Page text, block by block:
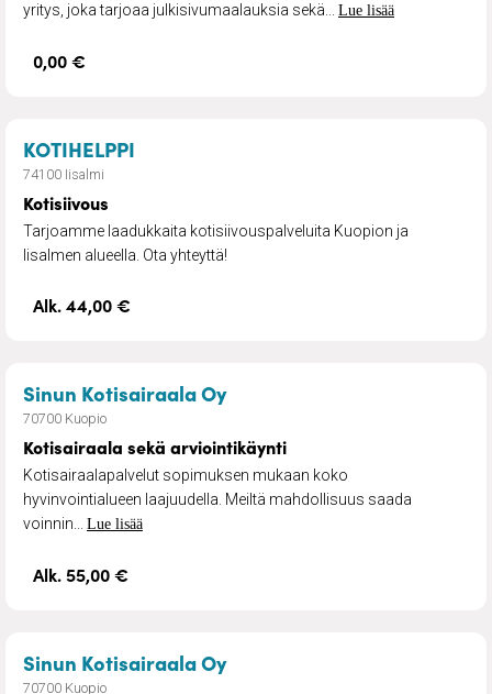
yritys, joka tarjoaa julkisivumaalauksia sekä... Lue lisää
0,00 €
KOTIHELPPI
74100 Iisalmi
Kotisiivous
Tarjoamme laadukkaita kotisiivouspalveluita Kuopion ja
Iisalmen alueella. Ota yhteyttä!
Alk. 44,00 €
Sinun Kotisairaala Oy– Kotisairaala sekä
70700 Kuopio
Kotisairaala sekä arviointikäynti
Kotisairaalapalvelut sopimuksen mukaan koko
hyvinvointialueen laajuudella. Meiltä mahdollisuus saada
voinnin... Lue lisää
Alk. 55,00 €
Sinun Kotisairaala Oy– Henkilökohtainen
70700 Kuopio